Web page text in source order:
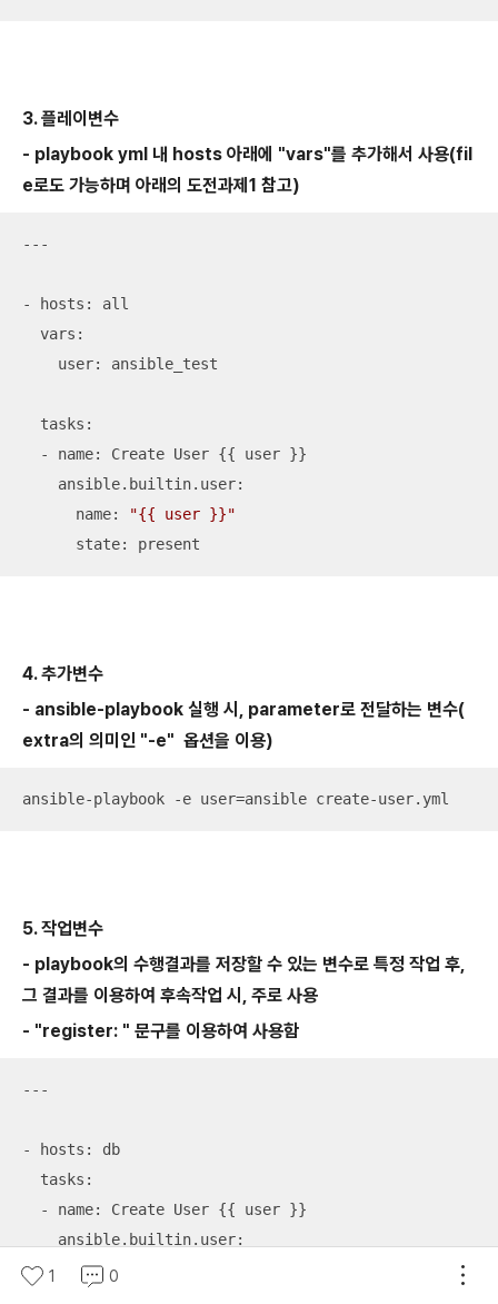
3. 플레이변수
- playbook yml 내 hosts 아래에 "vars"를 추가해서 사용(fil
e로도 가능하며 아래의 도전과제1 참고)
---
- hosts: all
  vars:
    user: ansible_test
  tasks:
  - name: Create User {{ user }}
    ansible.builtin.user:
      name:
"{{ user }}"
      state: present
4. 추가변수
- ansible-playbook 실행 시, parameter로 전달하는 변수(
extra의 의미인 "-e" 옵션을 이용)
ansible-playbook -e user=ansible create-user.yml
5. 작업변수
- playbook의 수행결과를 저장할 수 있는 변수로 특정 작업 후,
그 결과를 이용하여 후속작업 시, 주로 사용
- "register: " 문구를 이용하여 사용함
---
- hosts: db
  tasks:
  - name: Create User {{ user }}
    ansible.builtin.user:
      name:
1 0